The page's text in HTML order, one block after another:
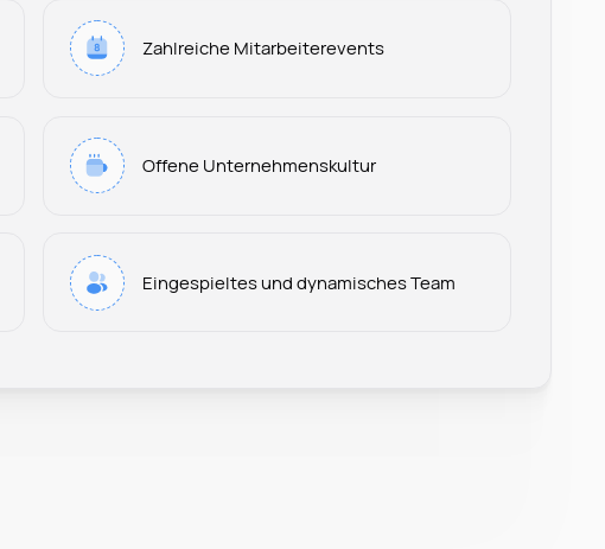
Zahlreiche Mitarbeiterevents
Offene Unternehmenskultur
Eingespieltes und dynamisches Team
Leonard Ramin
Recruiter at Rocken